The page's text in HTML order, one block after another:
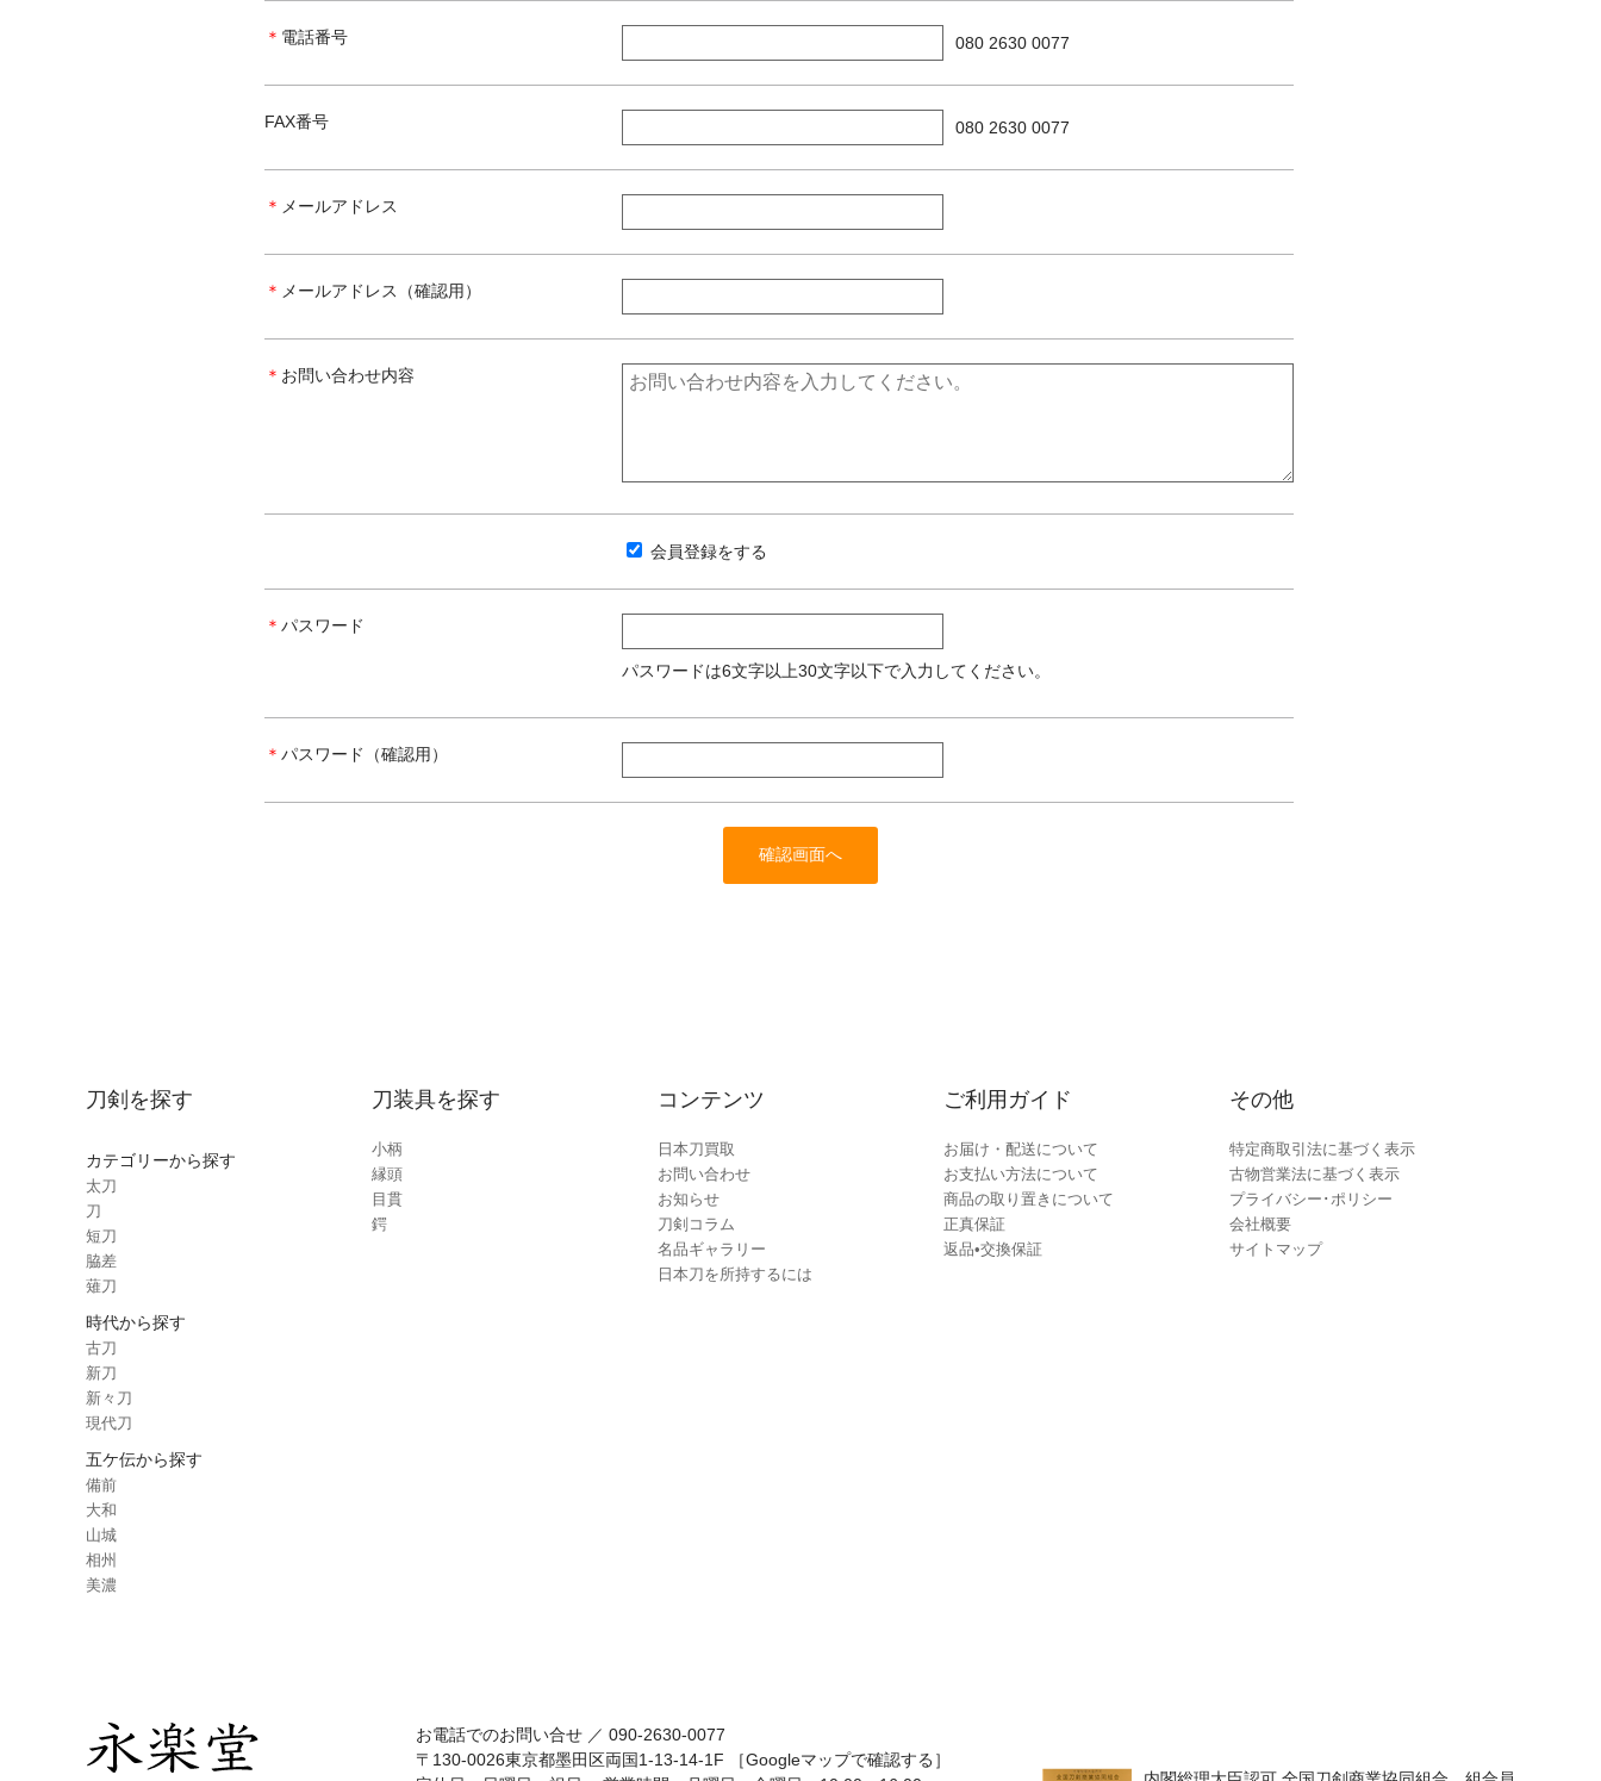
＊ 電話番号 080 2630 0077
FAX番号 080 2630 0077
＊ メールアドレス
＊ メールアドレス（確認用）
＊ お問い合わせ内容
会員登録をする
＊ パスワード
パスワードは6文字以上30文字以下で入力してください。
＊ パスワード（確認用）
刀剣を探す
カテゴリーから探す
太刀
刀
短刀
脇差
薙刀
時代から探す
古刀
新刀
新々刀
現代刀
五ケ伝から探す
備前
大和
山城
相州
美濃
刀装具を探す
小柄
縁頭
目貫
鍔
コンテンツ
日本刀買取
お問い合わせ
お知らせ
刀剣コラム
名品ギャラリー
日本刀を所持するには
ご利用ガイド
お届け・配送について
お支払い方法について
商品の取り置きについて
正真保証
返品•交換保証
その他
特定商取引法に基づく表示
古物営業法に基づく表示
プライバシー･ポリシー
会社概要
サイトマップ
お電話でのお問い合せ ／ 090-2630-0077
〒130-0026東京都墨田区両国1-13-14-1F
［Googleマップで確認する］